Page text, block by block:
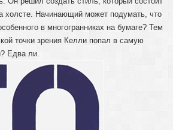
холсте. Начинающий может подумать, что
в многогранниках на бумаге? Тем
точки зрения Келли попал в самую
Едва ли.